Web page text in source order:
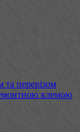
перерізом
клемою